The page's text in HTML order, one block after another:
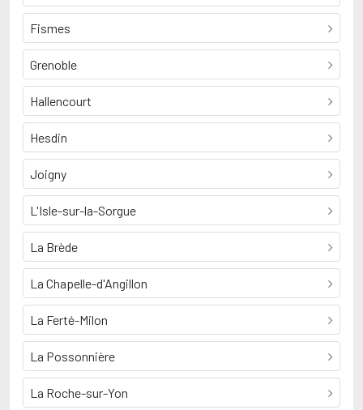
Fismes
Grenoble
Hallencourt
Hesdin
Joigny
L'Isle-sur-la-Sorgue
La Brède
La Chapelle-d'Angillon
La Ferté-Milon
La Possonnière
La Roche-sur-Yon